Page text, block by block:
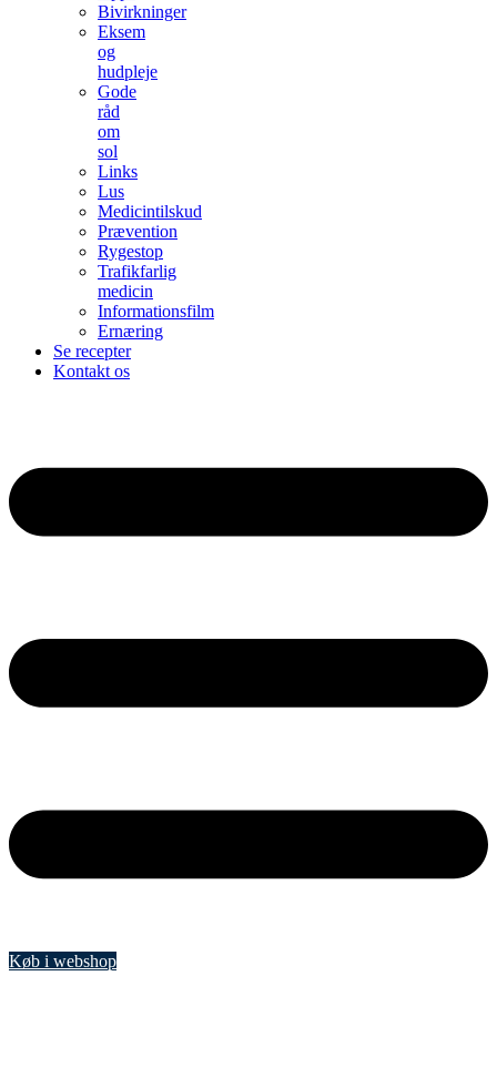
Bivirkninger
Eksem
og
hudpleje
Gode
råd
om
sol
Links
Lus
Medicintilskud
Prævention
Rygestop
Trafikfarlig
medicin
Informationsfilm
Ernæring
Se recepter
Kontakt os
Køb i webshop